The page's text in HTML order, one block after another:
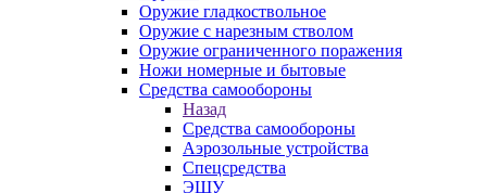
Оружие гладкоствольное
Оружие с нарезным стволом
Оружие ограниченного поражения
Ножи номерные и бытовые
Средства самообороны
Назад
Средства самообороны
Аэрозольные устройства
Спецсредства
ЭШУ